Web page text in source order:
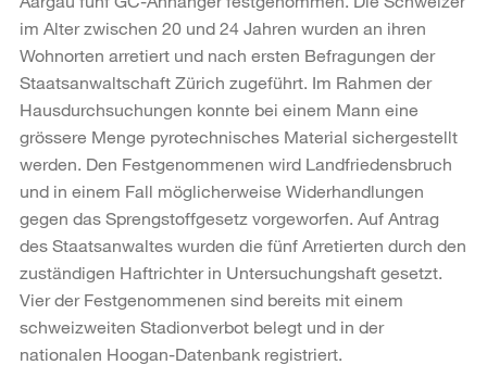
im Alter zwischen 20 und 24 Jahren wurden an ihren
Wohnorten arretiert und nach ersten Befragungen der
Staatsanwaltschaft Zürich zugeführt. Im Rahmen der
Hausdurchsuchungen konnte bei einem Mann eine
grössere Menge pyrotechnisches Material sichergestellt
werden. Den Festgenommenen wird Landfriedensbruch
und in einem Fall möglicherweise Widerhandlungen
gegen das Sprengstoffgesetz vorgeworfen. Auf Antrag
des Staatsanwaltes wurden die fünf Arretierten durch den
zuständigen Haftrichter in Untersuchungshaft gesetzt.
Vier der Festgenommenen sind bereits mit einem
schweizweiten Stadionverbot belegt und in der
nationalen Hoogan-Datenbank registriert.